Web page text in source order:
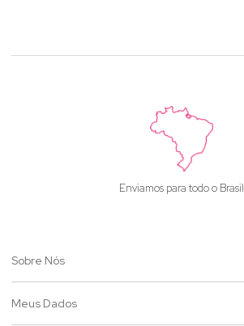
Enviamos para todo o Brasil
Sobre Nós
Meus Dados